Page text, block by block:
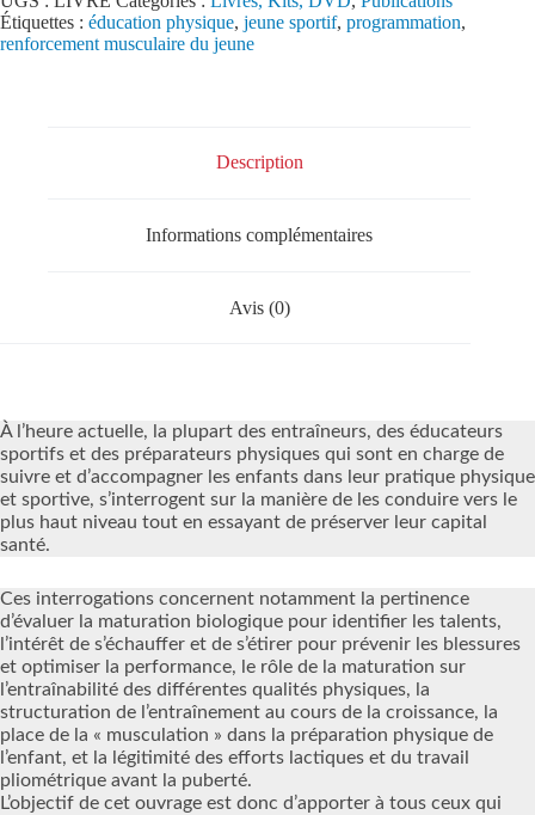
Étiquettes : éducation physique, jeune sportif, programmation,
renforcement musculaire du jeune
Description
Informations complémentaires
Avis (0)
À l’heure actuelle, la plupart des entraîneurs, des éducateurs
sportifs et des préparateurs physiques qui sont en charge de
suivre et d’accompagner les enfants dans leur pratique physique
et sportive, s’interrogent sur la manière de les conduire vers le
plus haut niveau tout en essayant de préserver leur capital
santé.
Ces interrogations concernent notamment la pertinence
d’évaluer la maturation biologique pour identifier les talents,
l’intérêt de s’échauffer et de s’étirer pour prévenir les blessures
et optimiser la performance, le rôle de la maturation sur
l’entraînabilité des différentes qualités physiques, la
structuration de l’entraînement au cours de la croissance, la
place de la « musculation » dans la préparation physique de
l’enfant, et la légitimité des efforts lactiques et du travail
pliométrique avant la puberté.
L’objectif de cet ouvrage est donc d’apporter à tous ceux qui